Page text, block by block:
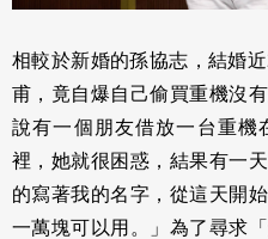
相較於新婚的孫協志，結婚
甫，竟自爆自己偷買重機沒
說有一個朋友借放一台重機
裡，她就很困惑，結果有一
的寫著我的名字，從這天開
一萬塊可以用。」為了尋求